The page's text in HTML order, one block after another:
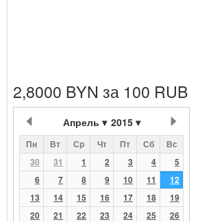
2,8000 BYN за 100 RUB
Апрель 2015
Пн Вт Ср Чт Пт Сб
Вс
30
31 1 2 3 4
5
6
7 8 9 10 11
12
13
14 15 16 17 18
19
20
21 22 23 24 25
26